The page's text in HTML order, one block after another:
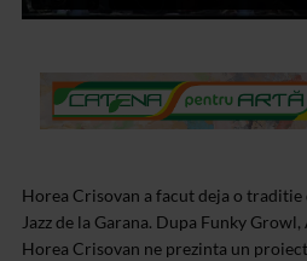
Horea Crisovan a facut deja o
Jazz de la Garana. Dupa Funky
Horea Crisovan ne prezinta un